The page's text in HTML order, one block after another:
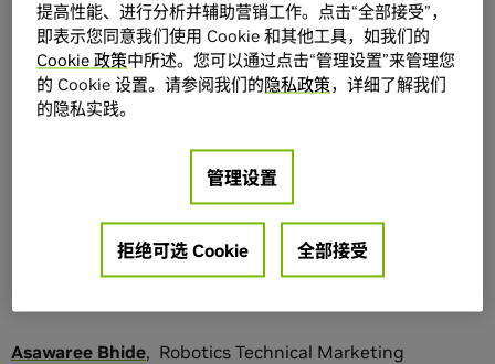
详情
Introduction to AI-Based
Robot Development With
Isaac ROS
Asawaree Bhide, Robotics Technical Marketing
提高性能、进行分析并辅助营销工作。点击“全部接受”，
即表示您同意我们使用 Cookie 和其他工具，如我们的
Cookie 政策中所述。您可以通过点击“管理设置”来管理您
的 Cookie 设置。请参阅我们的隐私政策，详细了解我们
的隐私实践。
管理设置
拒绝可选 Cookie 全部接受